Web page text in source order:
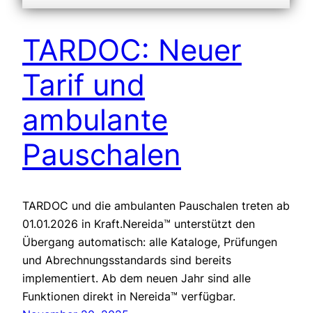
TARDOC: Neuer
Tarif und
ambulante
Pauschalen
TARDOC und die ambulanten Pauschalen treten ab
01.01.2026 in Kraft.Nereida™ unterstützt den
Übergang automatisch: alle Kataloge, Prüfungen
und Abrechnungsstandards sind bereits
implementiert. Ab dem neuen Jahr sind alle
Funktionen direkt in Nereida™ verfügbar.